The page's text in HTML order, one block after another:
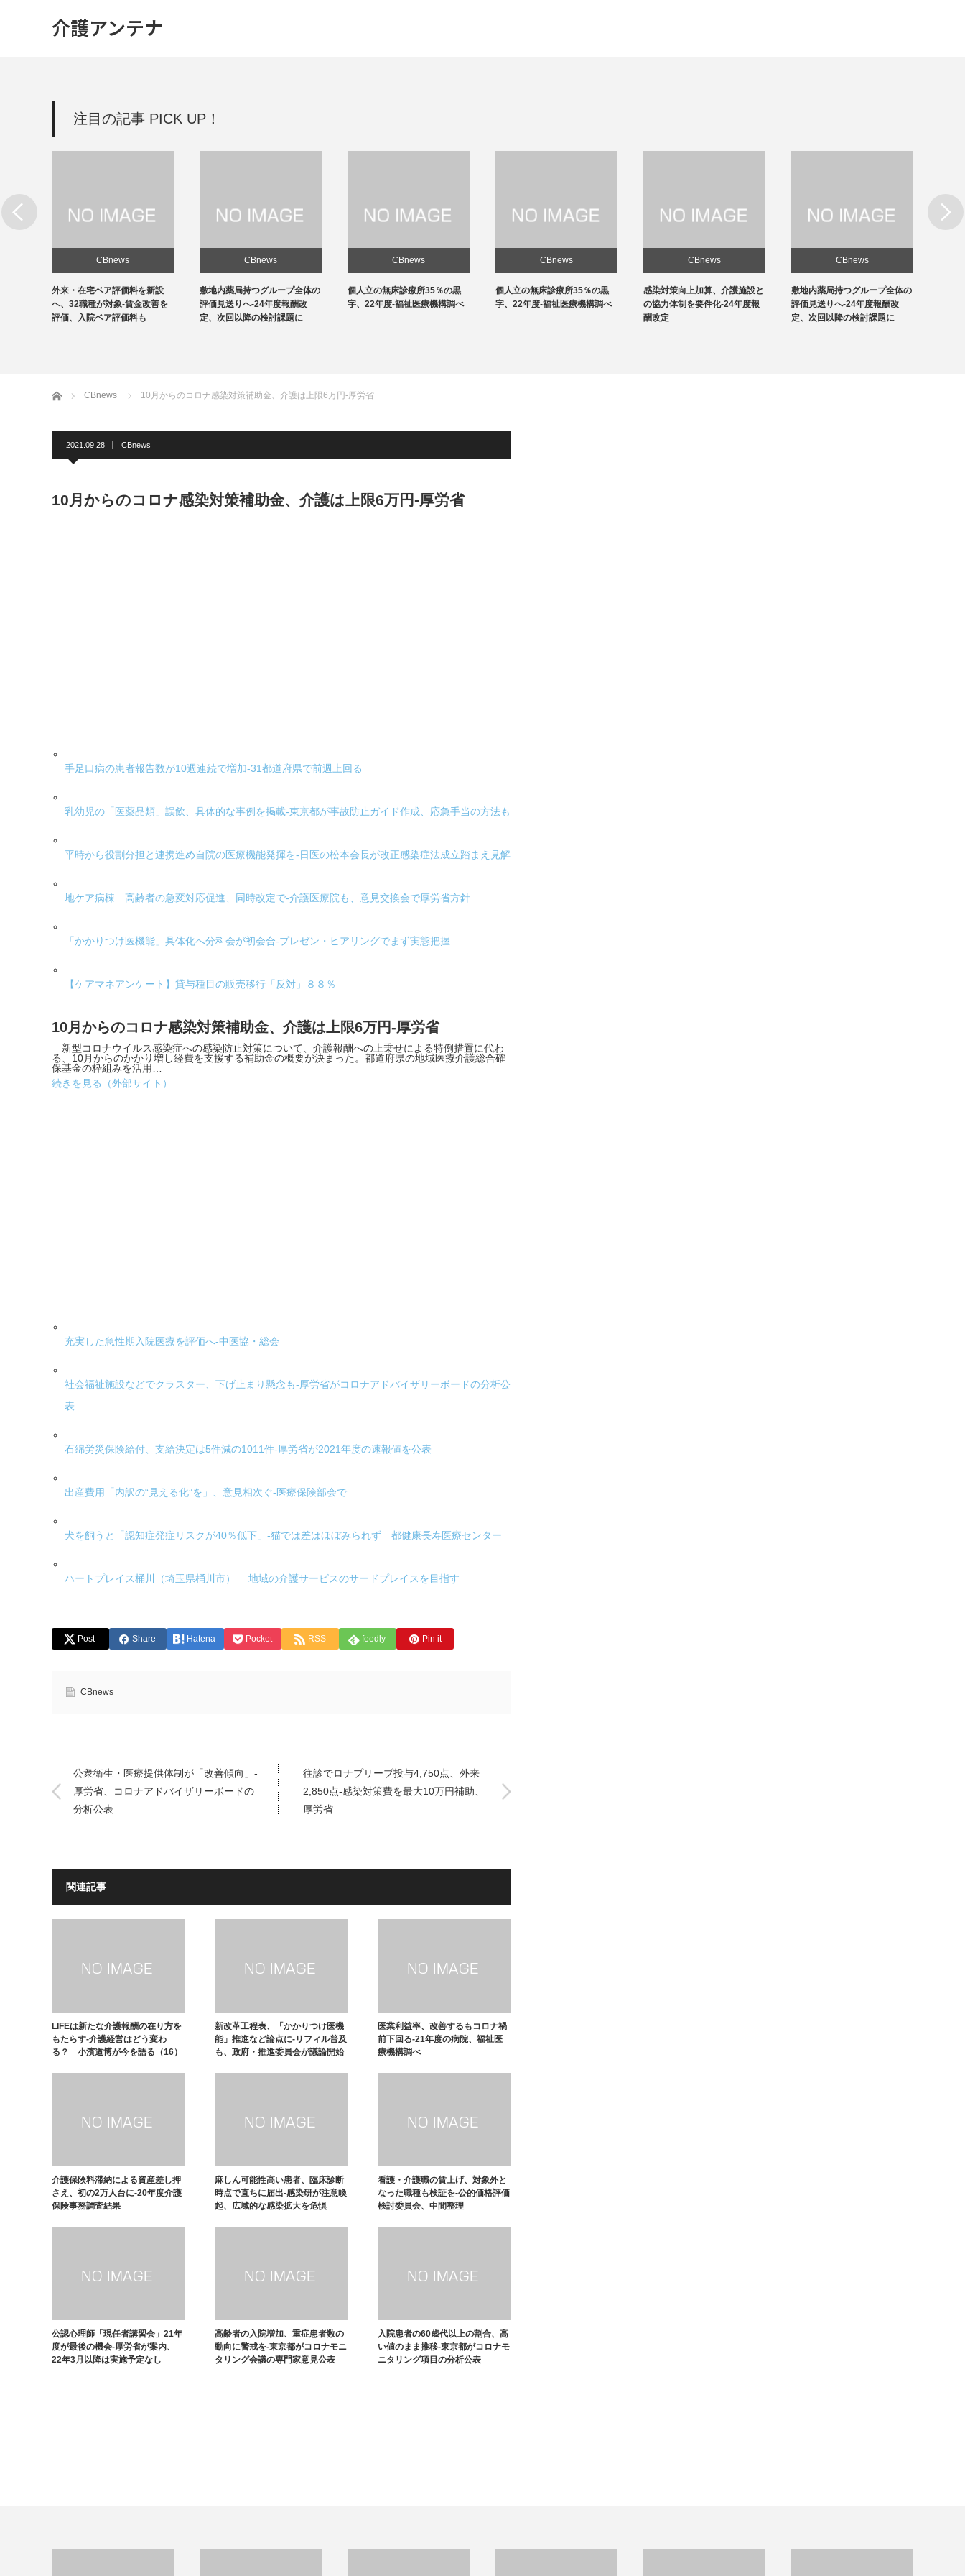
介護アンテナ
注目の記事 PICK UP！
CBnews
敷地内薬局持つグループ全体の
評価見送りへ-24年度報酬改
定、次回以降の検討課題に
CBnews
個人立の無床診療所35％の黒
字、22年度-福祉医療機構調べ
CBnews
個人立の無床診療所35％の黒
字、22年度-福祉医療機構調べ
CBnews
感染対策向上加算、介護施設と
の協力体制を要件化-24年度報
CBnews
敷地内薬局持つグループ全体の
評価見送りへ-24年度報酬改
定、次回以降の検討課題に
CBnews
急性期1の在院日数、支払側
「14日以内」主張-診療側「分
化の前につぶれる」、公益裁定
Next
ホーム CBnews 10月からのコロナ感染対策補助金、介護は上限6万円-厚労省
2021.09.28 CBnews
10月からのコロナ感染対策補助金、介護は上限6万円-厚労省
手足口病の患者報告数が10週連続で増加-31都道府県で前週上回る
乳幼児の「医薬品類」誤飲、具体的な事例を掲載-東京都が事故防止ガイド作成、応急手当の方法も
平時から役割分担と連携進め自院の医療機能発揮を-日医の松本会長が改正感染症法成立踏まえ見解
地ケア病棟 高齢者の急変対応促進、同時改定で-介護医療院も、意見交換会で厚労省方針
「かかりつけ医機能」具体化へ分科会が初会合-プレゼン・ヒアリングでまず実態把握
【ケアマネアンケート】貸与種目の販売移行「反対」８８％
10月からのコロナ感染対策補助金、介護は上限6万円-厚労省
新型コロナウイルス感染症への感染防止対策について、介護報酬への上乗せによる特例措置に代わ
る、10月からのかかり増し経費を支援する補助金の概要が決まった。都道府県の地域医療介護総合確
保基金の枠組みを活用…
続きを見る（外部サイト）
充実した急性期入院医療を評価へ-中医協・総会
社会福祉施設などでクラスター、下げ止まり懸念も-厚労省がコロナアドバイザリーボードの分析公
表
石綿労災保険給付、支給決定は5件減の1011件-厚労省が2021年度の速報値を公表
出産費用「内訳の“見える化”を」、意見相次ぐ-医療保険部会で
犬を飼うと「認知症発症リスクが40％低下」-猫では差はほぼみられず 都健康長寿医療センター
ハートプレイス桶川（埼玉県桶川市） 地域の介護サービスのサードプレイスを目指す
Post Share Hatena Pocket RSS feedly Pin it
CBnews
公衆衛生・医療提供体制が「改善傾向」-
厚労省、コロナアドバイザリーボードの
分析公表
往診でロナプリーブ投与4,750点、外来
2,850点-感染対策費を最大10万円補助、
厚労省
関連記事
LIFEは新たな介護報酬の在り方を
もたらす-介護経営はどう変わ
る？ 小濱道博が今を語る（16）
新改革工程表、「かかりつけ医機
能」推進など論点に-リフィル普及
も、政府・推進委員会が議論開始
医業利益率、改善するもコロナ禍
前下回る-21年度の病院、福祉医
療機構調べ
介護保険料滞納による資産差し押
さえ、初の2万人台に-20年度介護
保険事務調査結果
麻しん可能性高い患者、臨床診断
時点で直ちに届出-感染研が注意喚
起、広域的な感染拡大を危惧
看護・介護職の賃上げ、対象外と
なった職種も検証を-公的価格評価
検討委員会、中間整理
公認心理師「現任者講習会」21年
度が最後の機会-厚労省が案内、
22年3月以降は実施予定なし
高齢者の入院増加、重症患者数の
動向に警戒を-東京都がコロナモニ
タリング会議の専門家意見公表
入院患者の60歳代以上の割合、高
い値のまま推移-東京都がコロナモ
ニタリング項目の分析公表